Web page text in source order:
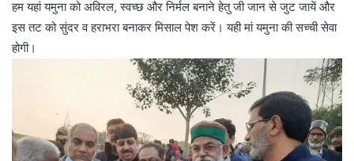
हम यहां यमुना को अविरल, स्वच्छ और निर्मल बनाने हेतु जी जान से जुट जायें और
इस तट को सुंदर व हराभरा बनाकर मिसाल पेश करें। यही मां यमुना की सच्ची सेवा
होगी।